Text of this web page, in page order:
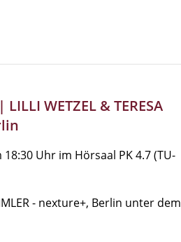
WETZEL & TERESA
18:30 Uhr im Hörsaal PK 4.7 (TU-
- nexture+, Berlin unter dem